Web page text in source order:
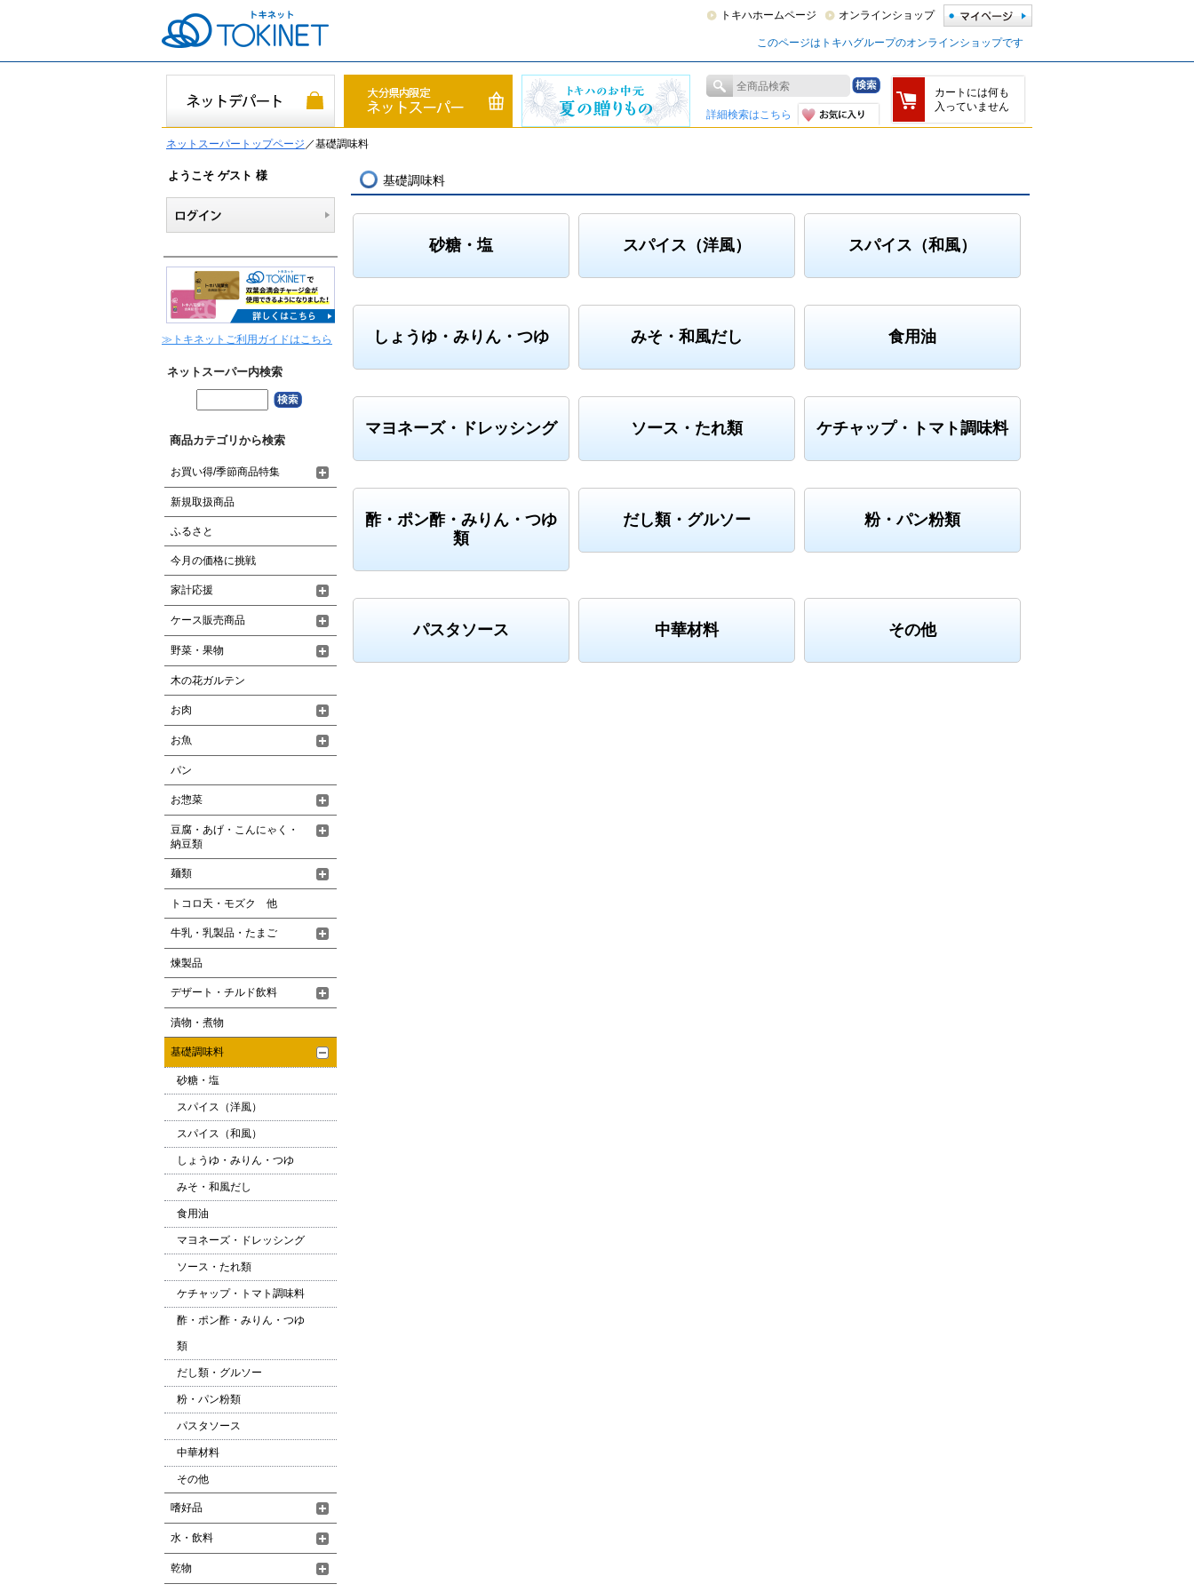
トキハホームページ オンラインショップ
このページはトキハグループのオンラインショップです
詳細検索はこちら
カートには何も
入っていません
ネットスーパートップページ ／基礎調味料
基礎調味料
砂糖・塩 スパイス（洋風） スパイス（和風）
しょうゆ・みりん・つゆ みそ・和風だし 食用油
マヨネーズ・ドレッシング ソース・たれ類 ケチャップ・トマト調味料
酢・ポン酢・みりん・つゆ
類
だし類・グルソー 粉・パン粉類
パスタソース 中華材料 その他
ようこそ ゲスト 様
≫トキネットご利用ガイドはこちら
ネットスーパー内検索
商品カテゴリから検索
お買い得/季節商品特集
新規取扱商品
ふるさと
今月の価格に挑戦
家計応援
ケース販売商品
野菜・果物
木の花ガルテン
お肉
お魚
パン
お惣菜
豆腐・あげ・こんにゃく・
納豆類
麺類
トコロ天・モズク 他
牛乳・乳製品・たまご
煉製品
デザート・チルド飲料
漬物・煮物
基礎調味料
砂糖・塩
スパイス（洋風）
スパイス（和風）
しょうゆ・みりん・つゆ
みそ・和風だし
食用油
マヨネーズ・ドレッシング
ソース・たれ類
ケチャップ・トマト調味料
酢・ポン酢・みりん・つゆ
類
だし類・グルソー
粉・パン粉類
パスタソース
中華材料
その他
嗜好品
水・飲料
乾物